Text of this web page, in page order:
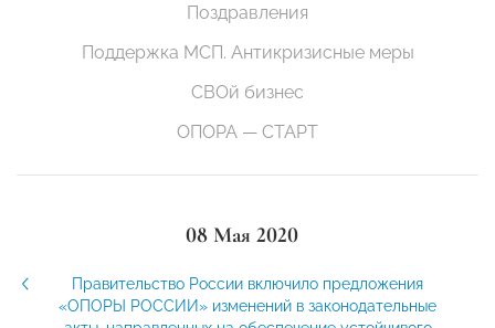
Поздравления
Поддержка МСП. Антикризисные меры
СВОй бизнес
ОПОРА — СТАРТ
08 Мая 2020
Правительство России включило предложения
«ОПОРЫ РОССИИ» изменений в законодательные